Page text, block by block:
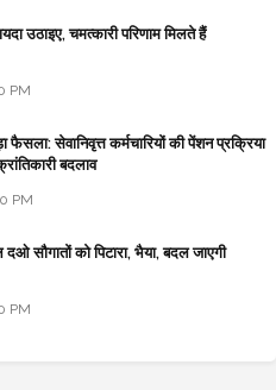
उठाइए, चमत्कारी परिणाम मिलते हैं
PM
सेवानिवृत्त कर्मचारियों की पेंशन प्रक्रिया
बदलाव
PM
सौगातों को पिटारा, भैया, बदल जाएगी
PM